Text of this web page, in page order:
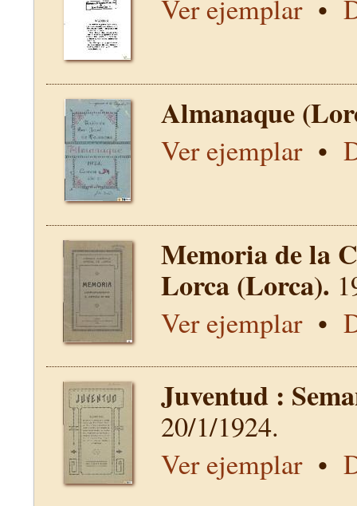
Ver ejemplar•
Almanaque
Ver ejemplar•
Memoria de la
Lorca (Lorca).
Ver ejemplar•
Juventud :
20/1/1924.
Ver ejemplar•